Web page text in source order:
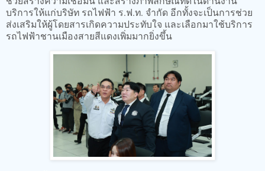
บริการให้แก่บริษัท รถไฟฟ้า ร.ฟ.ท. จำกัด อีกทั้งจะเป็นการช่วย
ส่งเสริมให้ผู้โดยสารเกิดความประทับใจ และเลือกมาใช้บริการ
รถไฟฟ้าชานเมืองสายสีแดงเพิ่มมากยิ่งขึ้น